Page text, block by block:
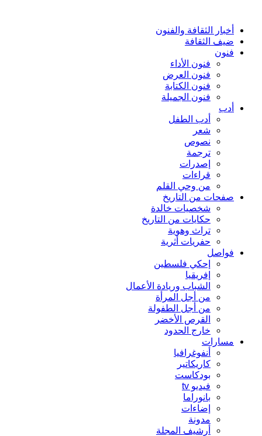
أخبار الثقافة والفنون
ضيف الثقافة
فنون
فنون الأداء
فنون العرض
فنون الكتابة
فنون الجميلة
أدب
أدب الطفل
شعر
نصوص
ترجمة
إصدرات
قراءات
من وحي القلم
صفحات من التاريخ
شخصيات خالدة
حكايات من التاريخ
تراث وهوية
حفريات أثرية
فواصل
إحكي فلسطين
إفريقيا
الشباب وريادة الأعمال
من أجل المرأة
من أجل الطفولة
القرص الأخضر
خارج الحدود
مسارات
أنفوغرافيا
كاريكاتير
بودكاست
فيديو tv
بانوراما
إضاءات
مدونة
أرشيف المجلة